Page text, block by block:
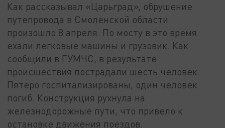
Как рассказывал «Царьград», обрушение
путепровода в Смоленской области
произошло 8 апреля. По мосту в это время
ехали легковые машины и грузовик. Как
сообщили в ГУМЧС, в результате
происшествия пострадали шесть человек.
Пятеро госпитализированы, один человек
погиб. Конструкция рухнула на
железнодорожные пути, что привело к
остановке движения поездов.